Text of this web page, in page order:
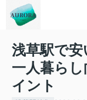
浅草駅で
一人暮ら
イント